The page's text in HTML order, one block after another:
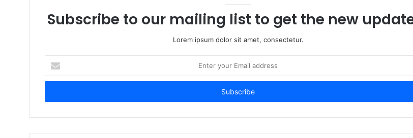
Subscribe to our mailing list to get the new
Lorem ipsum dolor sit amet, consectetur.
t
r
u